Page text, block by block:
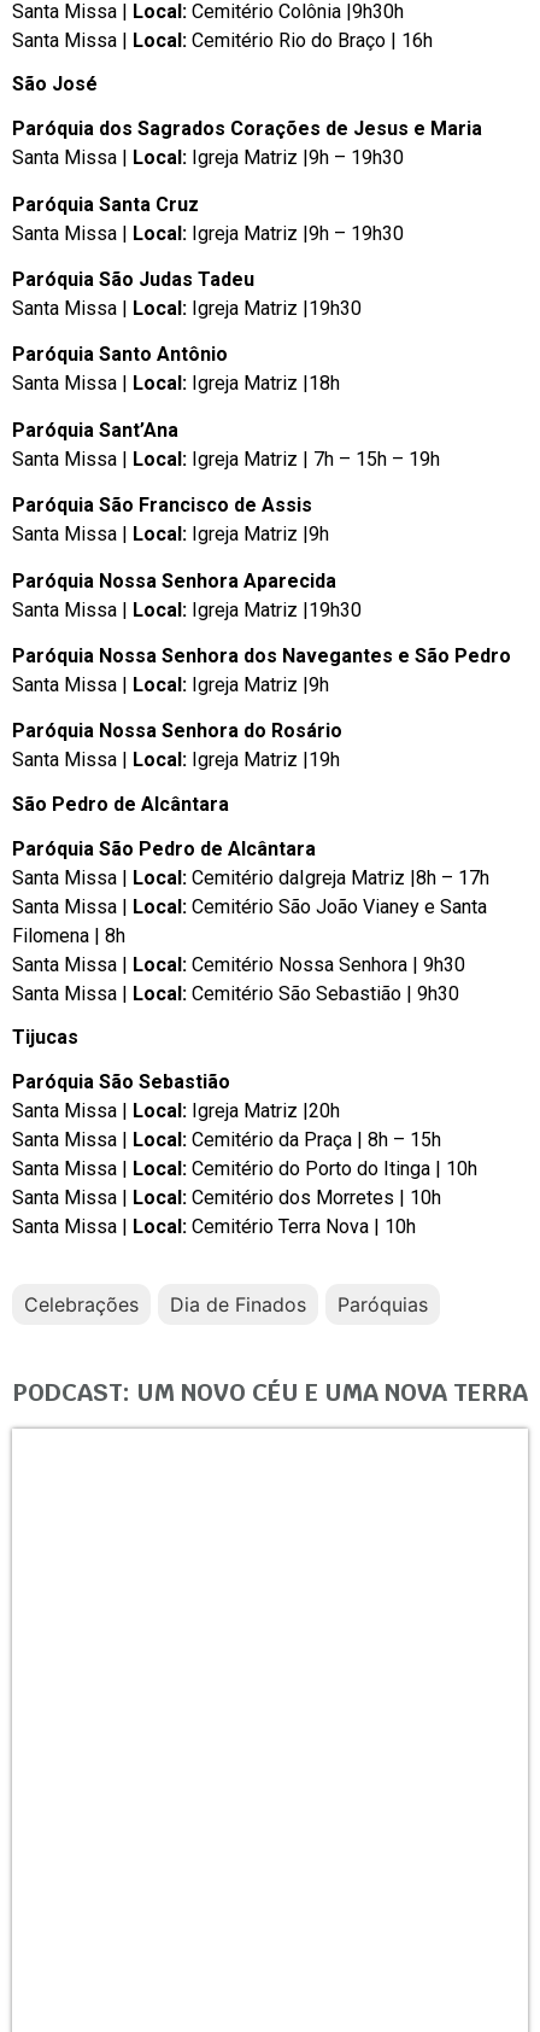
Santa Missa | Local: Cemitério Colônia |9h30h
Santa Missa | Local: Cemitério Rio do Braço | 16h
São José
Paróquia dos Sagrados Corações de Jesus e Maria
Santa Missa |
Local: Igreja Matriz |9h – 19h30
Paróquia Santa Cruz
Santa Missa | Local: Igreja Matriz |9h – 19h30
Paróquia São Judas Tadeu
Santa Missa | Local: Igreja Matriz |19h30
Paróquia Santo Antônio
Santa Missa |
Local: Igreja Matriz |18h
Paróquia Sant’Ana
Santa Missa | Local: Igreja Matriz | 7h – 15h – 19h
Paróquia São Francisco de Assis
Santa Missa |
Local: Igreja Matriz |9h
Paróquia Nossa Senhora Aparecida
Santa Missa | Local: Igreja Matriz |19h30
Paróquia Nossa Senhora dos Navegantes e São Pedro
Santa Missa | Local: Igreja Matriz |9h
Paróquia Nossa Senhora do Rosário
Santa Missa |
Local: Igreja Matriz |19h
São Pedro de Alcântara
Paróquia São Pedro de Alcântara
Santa Missa | Local: Cemitério daIgreja Matriz |8h – 17h
Santa Missa | Local: Cemitério São João Vianey e Santa
Filomena | 8h
Santa Missa | Local: Cemitério Nossa Senhora | 9h30
Santa Missa | Local: Cemitério São Sebastião | 9h30
Tijucas
Paróquia São Sebastião
Santa Missa |
Local: Igreja Matriz |20h
Santa Missa |
Local: Cemitério da Praça | 8h – 15h
Santa Missa |
Local: Cemitério do Porto do Itinga | 10h
Santa Missa |
Local: Cemitério dos Morretes | 10h
Santa Missa |
Local: Cemitério Terra Nova | 10h
Celebrações Dia de Finados Paróquias
PODCAST: UM NOVO CÉU E UMA NOVA TERRA